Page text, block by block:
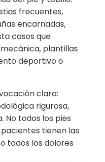
frecuentes,
encarnadas,
casos que
plantillas
deportivo o
clara:
rigurosa,
No todos los pies
tienen las
todos los dolores